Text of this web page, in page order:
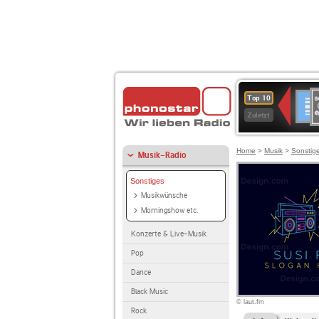
Top 10
Zuletzt
Musik-Radio
Sonstiges
Musikwünsche
Morningshow etc.
Konzerte & Live-Musik
Pop
Dance
Black Music
Rock
Home > Musik >
© laut.fm